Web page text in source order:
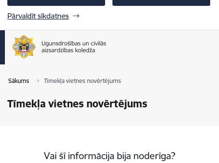
Pārvaldīt sīkdatnes
Sākums Tīmekļa vietnes novērtējums
Tīmekļa vietnes novērtējums
Vai šī informācija bija noderīga?